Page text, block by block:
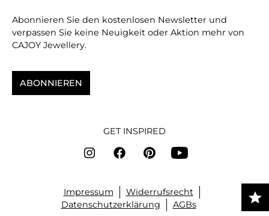
Abonnieren Sie den kostenlosen Newsletter und
verpassen Sie keine Neuigkeit oder Aktion mehr von
CAJOY Jewellery.
ABONNIEREN
GET INSPIRED
Impressum
Widerrufsrecht
Datenschutzerklärung
AGBs